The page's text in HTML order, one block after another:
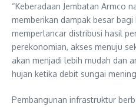
“Keberadaan Jembatan Armco
memberikan dampak besar
memperlancar distribusi hasil
perekonomian, akses menuju
akan menjadi lebih mudah dan
hujan ketika debit sungai
Pembangunan infrastruktur